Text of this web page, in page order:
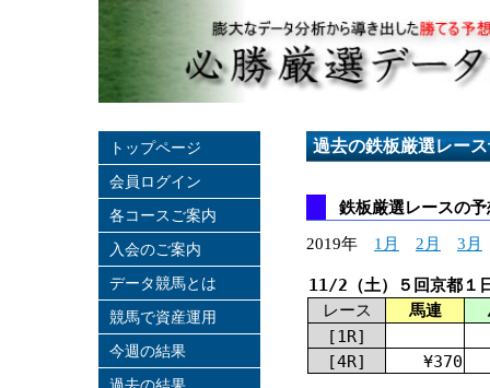
過去の鉄板厳選レー
鉄板厳選レースの
2019年 1月 2月 3月
11/2（土）５回京都１
レース
馬連
[1R]
[4R]
¥370
トップページ
会員ログイン
各コースご案内
入会のご案内
データ競馬とは
競馬で資産運用
今週の結果